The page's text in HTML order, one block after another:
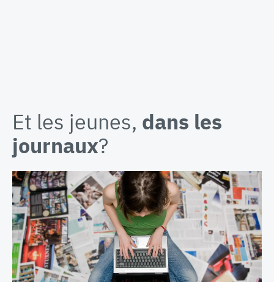
Et les jeunes, dans les
journaux?